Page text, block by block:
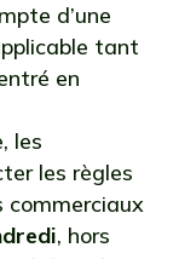
d’une
tant
en
les
les règles
commerciaux
, hors